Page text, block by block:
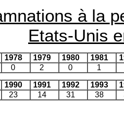
à la
Etats-Unis
1978 1979 1980 1981
0 2 0 1
1990 1991 1992 1993
23 14 31 38